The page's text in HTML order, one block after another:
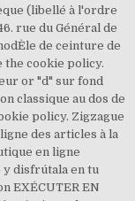
(libellé à l'ordre
rue du Général de
de ceinture de
the cookie policy.
or "d" sur fond
classique au dos de
policy. Zigzague
des articles à la
en ligne
y disfrútala en tu
EXÉCUTER EN